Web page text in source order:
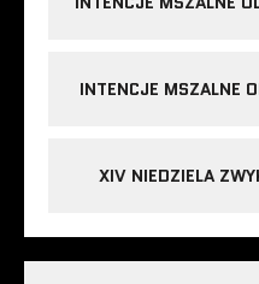
INTENCJE MSZALNE
XIV NIEDZIELA